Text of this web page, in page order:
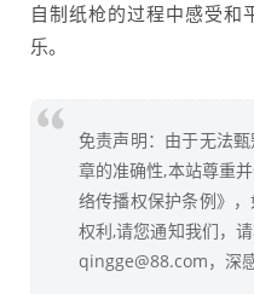
自制纸枪的过程中感受和
乐。
免责声明：由于无法
章的准确性,本站尊重
络传播权保护条例》
权利,请您通知我们，
qingge@88.com，深